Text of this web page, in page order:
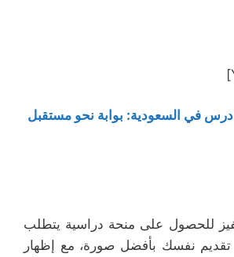
في السعودية: بوابة نحو مستقبل
للحصول على منحة دراسية يتطلب
تقديم نفسك بأفضل صورة، مع إظهار